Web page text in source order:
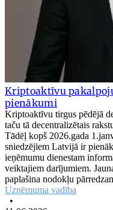
Kriptoaktīvu
pienākumi
Kriptoaktīvu tirgus pēdējā
taču tā decentralizētais
Tādēļ kopš 2026.gada
sniedzējiem Latvijā ir
ieņēmumu dienestam
veiktajiem darījumiem.
paplašina nodokļu
Uzņēmuma vadība
•